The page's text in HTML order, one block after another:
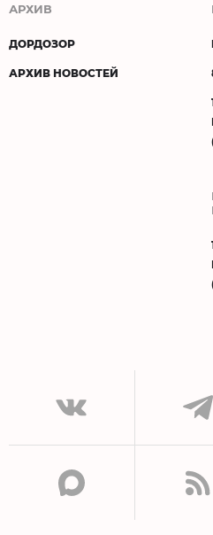
АРХИВ
ДОРДОЗОР
АРХИВ НОВОСТЕЙ